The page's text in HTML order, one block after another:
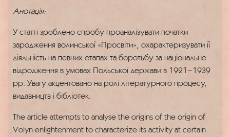
Анотація:
У статті зроблено спробу проаналізувати початки
зародження волинської «Просвіти», охарактеризувати її
діяльність на певних етапах та боротьбу за національне
відродження в умовах Польської держави в 1921–1939
рр. Увагу акцентовано на ролі літературного процесу,
видавництв і бібліотек.
The article attempts to analyse the origins of the origin of
Volyn enlightenment to characterize its activity at certain